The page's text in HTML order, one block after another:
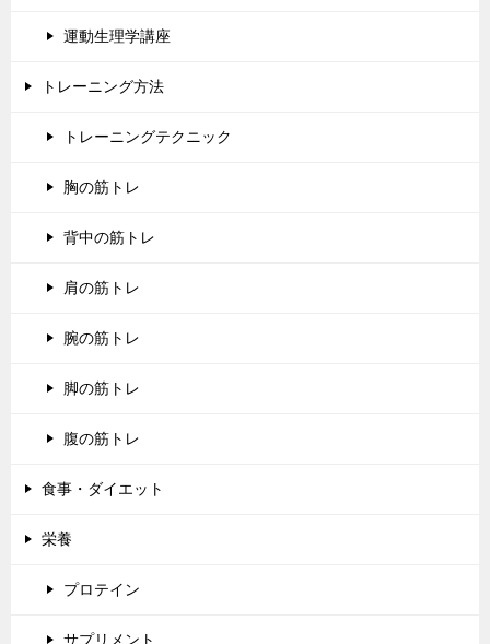
運動生理学講座
トレーニング方法
トレーニングテクニック
胸の筋トレ
背中の筋トレ
肩の筋トレ
腕の筋トレ
脚の筋トレ
腹の筋トレ
食事・ダイエット
栄養
プロテイン
サプリメント